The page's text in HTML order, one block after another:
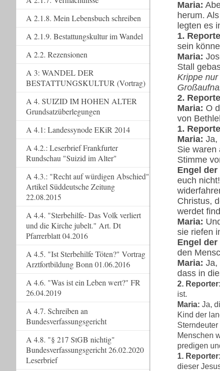
Maria:
herum.
legten es
1.
sein
Maria:
Stall
Krippe
2.
Maria: O
von
1.
Maria: Ja,
Sie waren
Stimme
Engel
euch
Christus,
werdet
Maria:
sie riefen
Engel
den
Maria: Ja,
dass in
2.
ist.
Maria: Ja,
Kind der
Menschen
predigen
1.
dieser
A 2.1.8. Mein Lebensbuch schreiben
A 2.1.9. Bestattungskultur im Wandel
A 2.2. Rezensionen
A 3: WANDEL DER
BESTATTUNGSKULTUR (Vortrag)
A 4. SUIZID IM HOHEN ALTER
Grundsatzüberlegungen
A 4.1: Landessynode EKiR 2014
A 4.2.: Leserbrief Frankfurter
Rundschau "Suizid im Alter"
A 4.3.: "Recht auf würdigen Abschied"
Artikel Süddeutsche Zeitung
22.08.2015
A 4.4. "Sterbehilfe- Das Volk verliert
und die Kirche jubelt." Art. Dt
Pfarrerblatt 04.2016
A 4.5. "Ist Sterbehilfe Töten?" Vortrag
Arztfortbildung Bonn 01.06.2016
A 4.6. "Was ist ein Leben wert?" FR
26.04.2019
A 4.7. Schreiben an
Bundesverfassungsgericht
A 4.8. "§ 217 StGB nichtig"
Bundesverfassungsgericht 26.02.2020
Leserbrief